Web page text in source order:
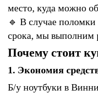
место, куда можно
🔹 В случае поломки
срока, мы выполним
Почему стоит
1. Экономия
Б/у ноутбуки в